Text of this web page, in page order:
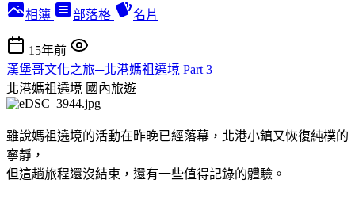
相簿 部落格 名片
15年前
漢堡哥文化之旅─北港媽祖遶境 Part 3
北港媽祖遶境 國內旅遊
雖說媽祖遶境的活動在昨晚已經落幕，北港小鎮又恢復純樸的
寧靜，
但這趟旅程還沒結束，還有一些值得記錄的體驗。